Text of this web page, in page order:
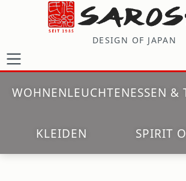
Zum Hauptinhalt springen
DESIGN OF JAPAN
WOHNENLEUCHTENESSEN &
KLEIDEN SPIRIT